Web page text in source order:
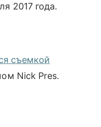
2017 года.
съемкой
Nick Pres.